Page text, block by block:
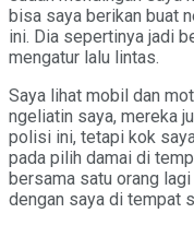
bisa saya berikan buat
ini. Dia sepertinya jadi
mengatur lalu lintas.
Saya lihat mobil dan
ngeliatin saya, mereka
polisi ini, tetapi kok
pada pilih damai di
bersama satu orang
dengan saya di tempat